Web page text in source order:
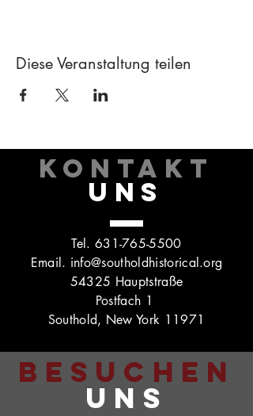
Diese Veranstaltung teilen
KONTAKT
UNS
Tel. 631-765-5500
Email. info@southoldhistorical.org
54325 Hauptstraße
Postfach 1
Southold, New York 11971
BESUCHEN
UNS